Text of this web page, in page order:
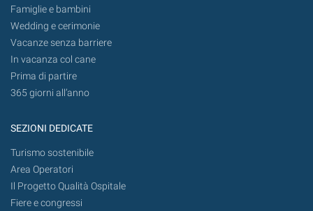
Famiglie e bambini
Wedding e cerimonie
Vacanze senza barriere
In vacanza col cane
Prima di partire
365 giorni all’anno
SEZIONI DEDICATE
Turismo sostenibile
Area Operatori
Il Progetto Qualità Ospitale
Fiere e congressi